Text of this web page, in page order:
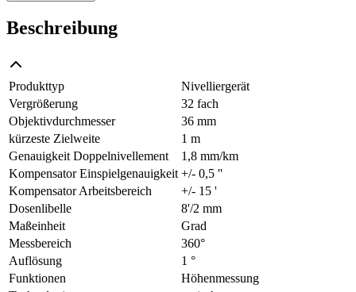
Beschreibung
Produkttyp
Nivelliergerät
Vergrößerung
32 fach
Objektivdurchmesser
36 mm
kürzeste Zielweite
1 m
Genauigkeit Doppelnivellement
1,8 mm/km
Kompensator Einspielgenauigkeit +/- 0,5 ''
Kompensator Arbeitsbereich
+/- 15 '
Dosenlibelle
8'/2 mm
Maßeinheit
Grad
Messbereich
360°
Auflösung
1 °
Funktionen
Höhenmessung